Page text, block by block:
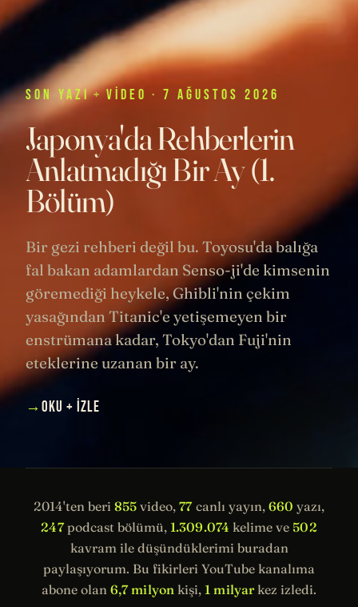
SON YAZI + VIDEO · 7 AĞUSTOS 2026
Japonya'da Rehberlerin
Anlatmadığı Bir Ay (1.
Bölüm)
Bir gezi rehberi değil bu. Toyosu'da balığa
fal bakan adamlardan Senso-ji'de kimsenin
göremediği heykele, Ghibli'nin çekim
yasağından Titanic'e yetişemeyen bir
enstrümana kadar, Tokyo'dan Fuji'nin
eteklerine uzanan bir ay.
→ OKU + İZLE
2014'ten beri 855 video,77canlı yayın, 660 yazı,
247podcast bölümü, 1.309.074 kelime ve 502
kavram ile düşündüklerimi buradan
paylaşıyorum. Bu fikirleri YouTube kanalıma
abone olan 6,7 milyon kişi, 1 milyarkez izledi.